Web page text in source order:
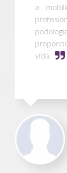
a
vida.